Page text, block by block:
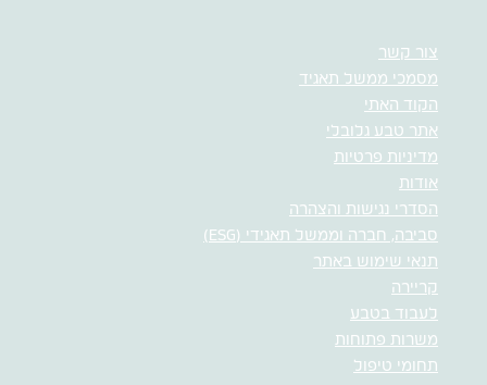
צור קשר
מסמכי ממשל תאגיד
הקוד האתי
אתר טבע גלובלי
מדיניות פרטיות
אודות
הסדרי נגישות והצהרה
סביבה, חברה וממשל תאגידי (ESG)
תנאי שימוש באתר
קריירה
לעבוד בטבע
משרות פתוחות
תחומי טיפול